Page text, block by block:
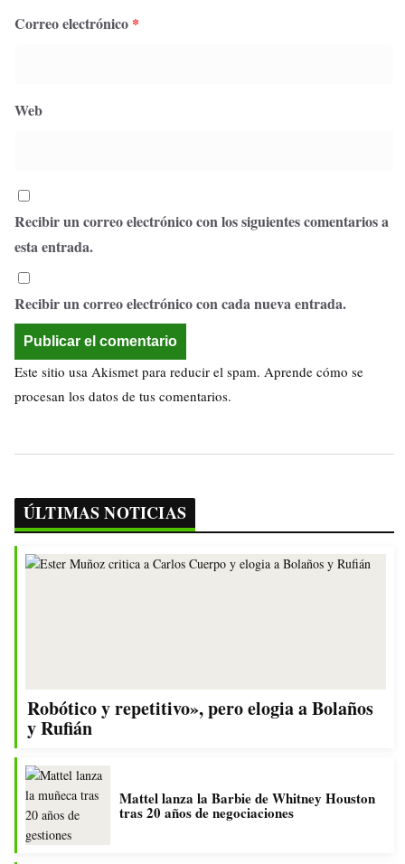
Correo electrónico *
Web
Recibir un correo electrónico con los siguientes comentarios a
esta entrada.
Recibir un correo electrónico con cada nueva entrada.
Este sitio usa Akismet para reducir el spam. Aprende cómo se
procesan los datos de tus comentarios.
ÚLTIMAS NOTICIAS
Robótico y repetitivo», pero elogia a Bolaños
y Rufián
Mattel lanza la Barbie de Whitney Houston
tras 20 años de negociaciones